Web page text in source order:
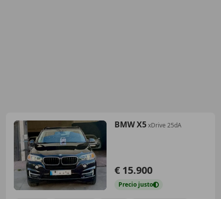
BMW X5xDrive 25dA
€ 15.900
Precio justo